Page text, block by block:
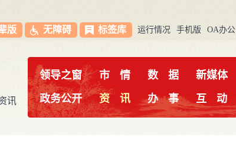
版 无障碍 标签库 运行情况 手机版 OA办公
讯
领导之窗 市 情 数 据
新媒体
政务公开
资 讯 办 事 互 动